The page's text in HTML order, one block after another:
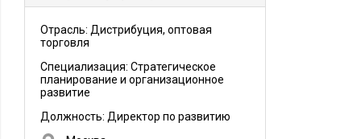
Отрасль: Дистрибуция, оптовая
торговля
Специализация: Стратегическое
планирование и организационное
развитие
Должность: Директор по развитию